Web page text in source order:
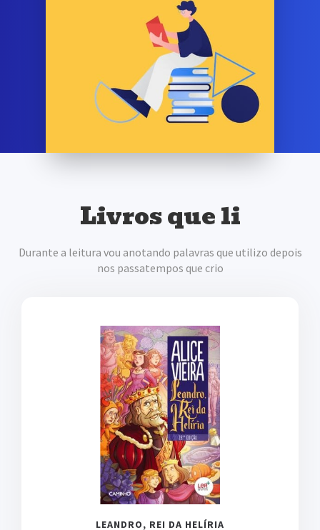
Livros que li
Durante a leitura vou anotando palavras que utilizo depois
nos passatempos que crio
LEANDRO, REI DA HELÍRIA